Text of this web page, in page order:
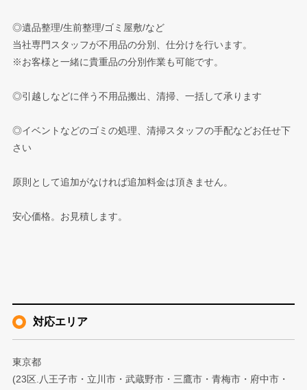
◎遺品整理/生前整理/ゴミ屋敷/など
当社専門スタッフが不用品の分別、仕分けを行います。
※お客様と一緒に貴重品の分別作業も可能です。
◎引越しなどに伴う不用品搬出、清掃、一括して承ります
◎イベントなどのゴミの処理、清掃スタッフの手配などお任せ下
さい
原則として追加がなければ追加料金は頂きません。
安心価格。お見積します。
対応エリア
東京都
(23区.八王子市・立川市・武蔵野市・三鷹市・青梅市・府中市・